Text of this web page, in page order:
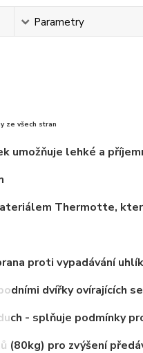
Parametry
ze všech stran
umožňuje lehké a
Thermotte,
proti vypadávání
dvířky ovírajících
- splňuje podmínky
(80kg) pro zvýšení